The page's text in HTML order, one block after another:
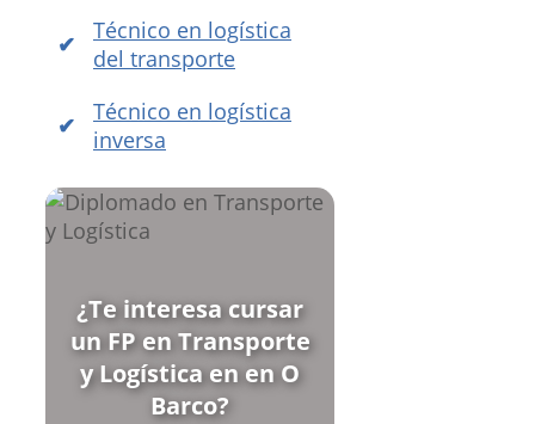
Técnico en logística
del transporte
Técnico en logística
inversa
¿Te interesa cursar
un FP en Transporte
y Logística en en O
Barco?